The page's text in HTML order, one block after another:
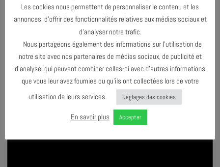
Les cookies nous permettent de personnaliser le contenu et les
annonces, d’offrir des fonctionnalités relatives aux médias sociaux et
d’analyser notre trafic.
Nous partageons également des informations sur l’utilisation de
notre site avec nos partenaires de médias sociaux, de publicité et
d’analyse, qui peuvent combiner celles-ci avec d’autres informations
que vous leur avez fournies ou qu’ils ont collectées lors de votre
utilisation de leurs services.
Réglages des cookies
En savoir plus Accepter